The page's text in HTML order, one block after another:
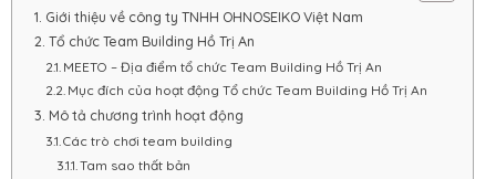
Giới thiệu về công ty TNHH OHNOSEIKO Việt Nam
Tổ chức Team Building Hồ Trị An
MEETO – Địa điểm tổ chức Team Building Hồ Trị An
Mục đích của hoạt động Tổ chức Team Building Hồ Trị An
Mô tả chương trình hoạt động
Các trò chơi team building
Tam sao thất bản